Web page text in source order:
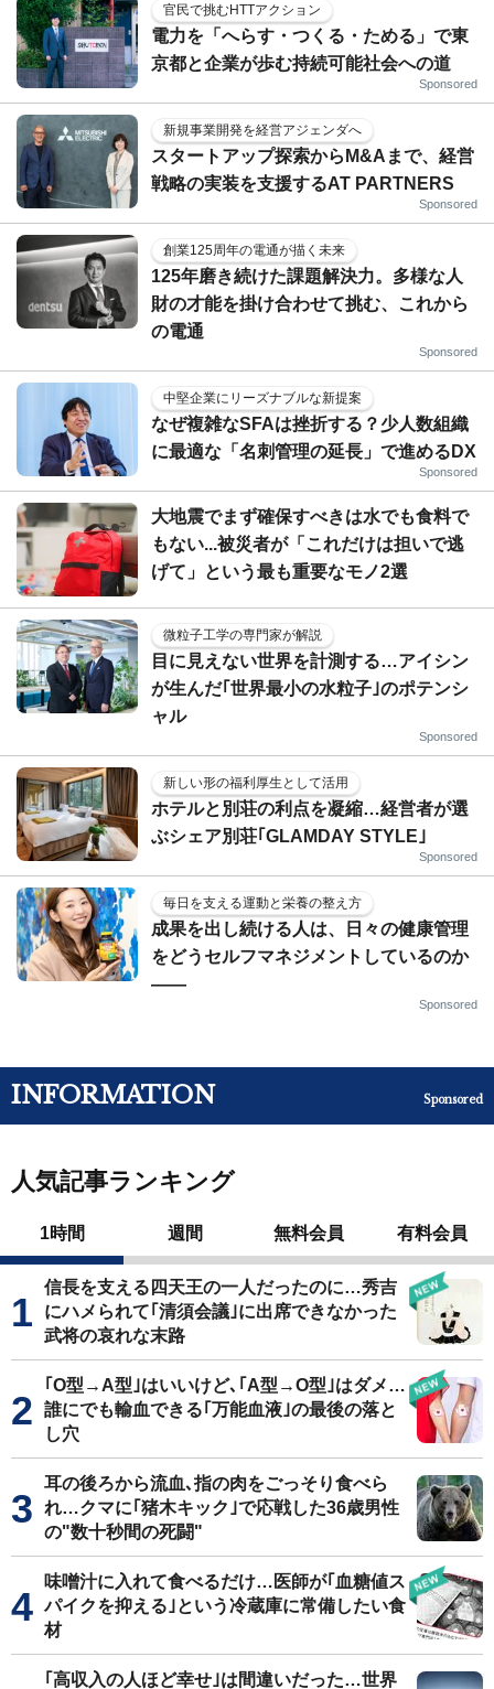
官民で挑むHTTアクション
電力を「へらす・つくる・ためる」で東
京都と企業が歩む持続可能社会への道
Sponsored
新規事業開発を経営アジェンダへ
スタートアップ探索からM&Aまで、経営
戦略の実装を支援するAT PARTNERS
Sponsored
創業125周年の電通が描く未来
125年磨き続けた課題解決力。多様な人
財の才能を掛け合わせて挑む、これから
の電通
Sponsored
中堅企業にリーズナブルな新提案
なぜ複雑なSFAは挫折する？少人数組織
に最適な「名刺管理の延長」で進めるDX
Sponsored
大地震でまず確保すべきは水でも食料で
もない...被災者が「これだけは担いで逃
げて」という最も重要なモノ2選
微粒子工学の専門家が解説
目に見えない世界を計測する…アイシン
が生んだ｢世界最小の水粒子｣のポテンシ
ャル
Sponsored
新しい形の福利厚生として活用
ホテルと別荘の利点を凝縮…経営者が選
ぶシェア別荘｢GLAMDAY STYLE｣
Sponsored
毎日を支える運動と栄養の整え方
成果を出し続ける人は、日々の健康管理
をどうセルフマネジメントしているのか
——
Sponsored
INFORMATION Sponsored
人気記事ランキング
1時間 週間 無料会員 有料会員
信長を支える四天王の一人だったのに…秀吉
にハメられて｢清須会議｣に出席できなかった
武将の哀れな末路
｢O型→A型｣はいいけど､｢A型→O型｣はダメ…
誰にでも輸血できる｢万能血液｣の最後の落と
し穴
耳の後ろから流血､指の肉をごっそり食べら
れ…クマに｢猪木キック｣で応戦した36歳男性
の"数十秒間の死闘"
味噌汁に入れて食べるだけ…医師が｢血糖値ス
パイクを抑える｣という冷蔵庫に常備したい食
材
｢高収入の人ほど幸せ｣は間違いだった…世界